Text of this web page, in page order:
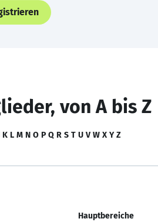
von A bis Z
K L M N O P Q R S T U V W X Y Z
Hauptbereiche